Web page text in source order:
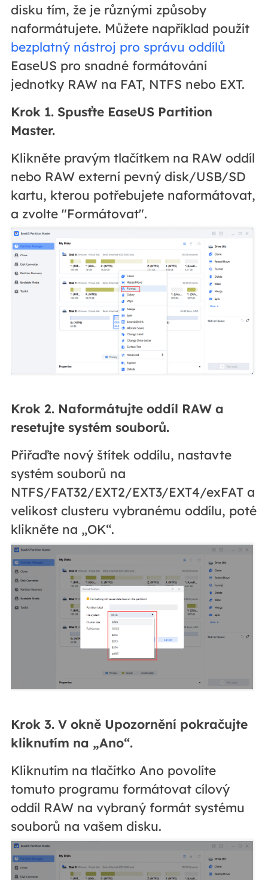
disku tím, že je různými způsoby
naformátujete. Můžete například použít
bezplatný nástroj pro správu oddílů
EaseUS pro snadné formátování
jednotky RAW na FAT, NTFS nebo EXT.
Krok 1. Spusťte EaseUS Partition
Master.
Klikněte pravým tlačítkem na RAW oddíl
nebo RAW externí pevný disk/USB/SD
kartu, kterou potřebujete naformátovat,
a zvolte "Formátovat".
Krok 2. Naformátujte oddíl RAW a
resetujte systém souborů.
Přiřaďte nový štítek oddílu, nastavte
systém souborů na
NTFS/FAT32/EXT2/EXT3/EXT4/exFAT a
velikost clusteru vybranému oddílu, poté
klikněte na „OK“.
Krok 3. V okně Upozornění pokračujte
kliknutím na „Ano“.
Kliknutím na tlačítko Ano povolíte
tomuto programu formátovat cílový
oddíl RAW na vybraný formát systému
souborů na vašem disku.